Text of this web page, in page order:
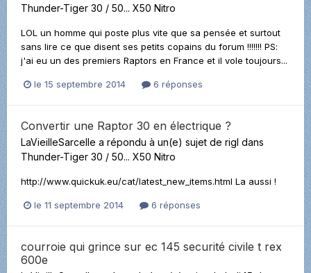
Thunder-Tiger 30 / 50... X50 Nitro
LOL un homme qui poste plus vite que sa pensée et surtout
sans lire ce que disent ses petits copains du forum !!!!!!! PS:
j'ai eu un des premiers Raptors en France et il vole toujours...
le 15 septembre 2014 6 réponses
Convertir une Raptor 30 en électrique ?
LaVieilleSarcelle a répondu à un(e) sujet de rigl dans
Thunder-Tiger 30 / 50... X50 Nitro
http://www.quickuk.eu/cat/latest_new_items.html La aussi !
le 11 septembre 2014 6 réponses
courroie qui grince sur ec 145 securité civile t rex
600e